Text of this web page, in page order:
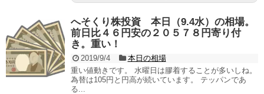
へそくり株投資 本日（9.4水）の相場。
前日比４６円安の２０５７８円寄り付
き。重い！
2019/9/4
本日の相場
重い値動きです。 水曜日は膠着することが多いしね。
為替は105円と円高が続いています。 テッパンであ
る...